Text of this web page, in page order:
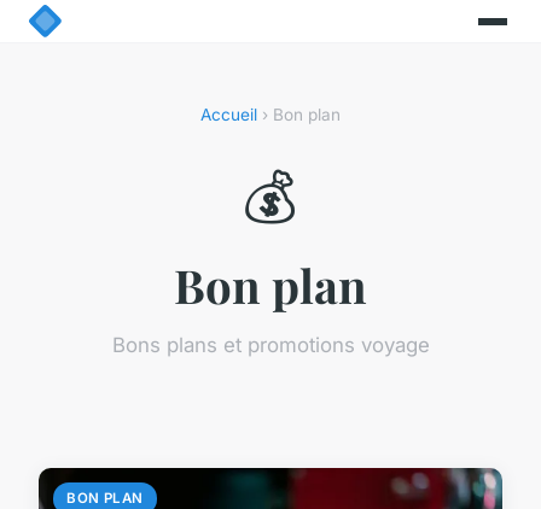
Accueil › Bon plan
💰
Bon plan
Bons plans et promotions voyage
BON PLAN